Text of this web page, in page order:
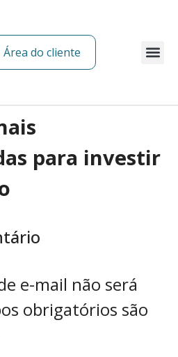
Área do cliente
para investir
e-mail não será
obrigatórios são